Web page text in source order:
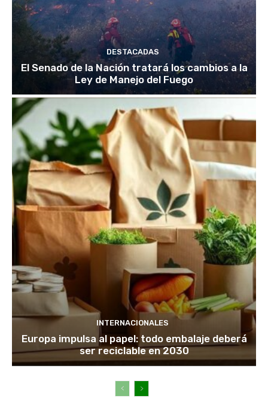
DESTACADAS
El Senado de la Nación tratará los cambios a la
Ley de Manejo del Fuego
INTERNACIONALES
Europa impulsa al papel: todo embalaje deberá
ser reciclable en 2030